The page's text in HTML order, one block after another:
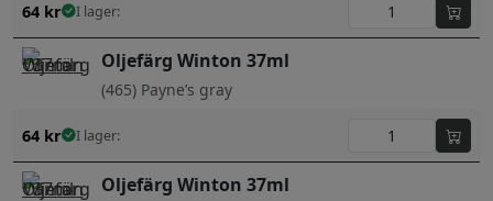
64 kr I lager:
Oljefärg Winton 37ml
(465) Payne’s gray
64 kr I lager:
Oljefärg Winton 37ml